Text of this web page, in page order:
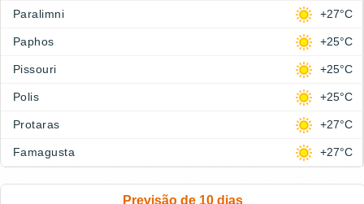
Paralimni +27°C
Paphos +25°C
Pissouri +25°C
Polis +25°C
Protaras +27°C
Famagusta +27°C
Previsão de 10 dias